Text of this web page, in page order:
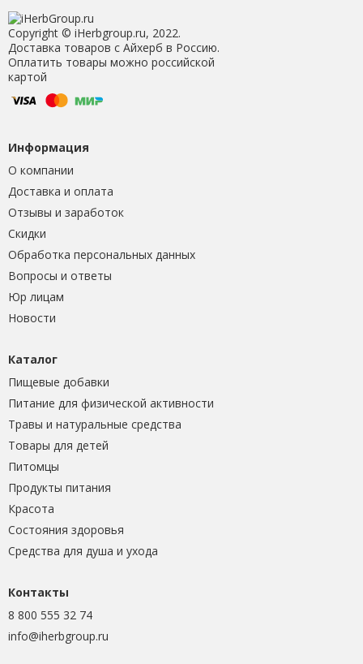
Copyright © iHerbgroup.ru, 2022.
Доставка товаров с Айхерб в Россию.
Оплатить товары можно российской
картой
Информация
О компании
Доставка и оплата
Отзывы и заработок
Скидки
Обработка персональных данных
Вопросы и ответы
Юр лицам
Новости
Каталог
Пищевые добавки
Питание для физической активности
Травы и натуральные средства
Товары для детей
Питомцы
Продукты питания
Красота
Состояния здоровья
Средства для душа и ухода
Контакты
8 800 555 32 74
info@iherbgroup.ru